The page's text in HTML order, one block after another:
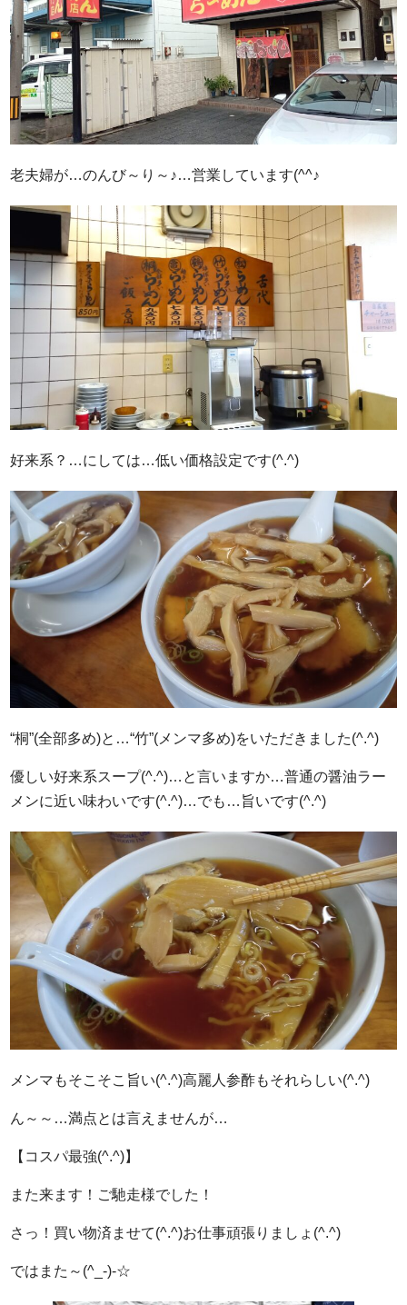
老夫婦が…のんび～り～♪…営業しています(^^♪
好来系？…にしては…低い価格設定です(^.^)
“桐”(全部多め)と…“竹”(メンマ多め)をいただきました(^.^)
優しい好来系スープ(^.^)…と言いますか…普通の醤油ラー
メンに近い味わいです(^.^)…でも…旨いです(^.^)
メンマもそこそこ旨い(^.^)高麗人参酢もそれらしい(^.^)
ん～～…満点とは言えませんが…
【コスパ最強(^.^)】
また来ます！ご馳走様でした！
さっ！買い物済ませて(^.^)お仕事頑張りましょ(^.^)
ではまた～(^_-)-☆